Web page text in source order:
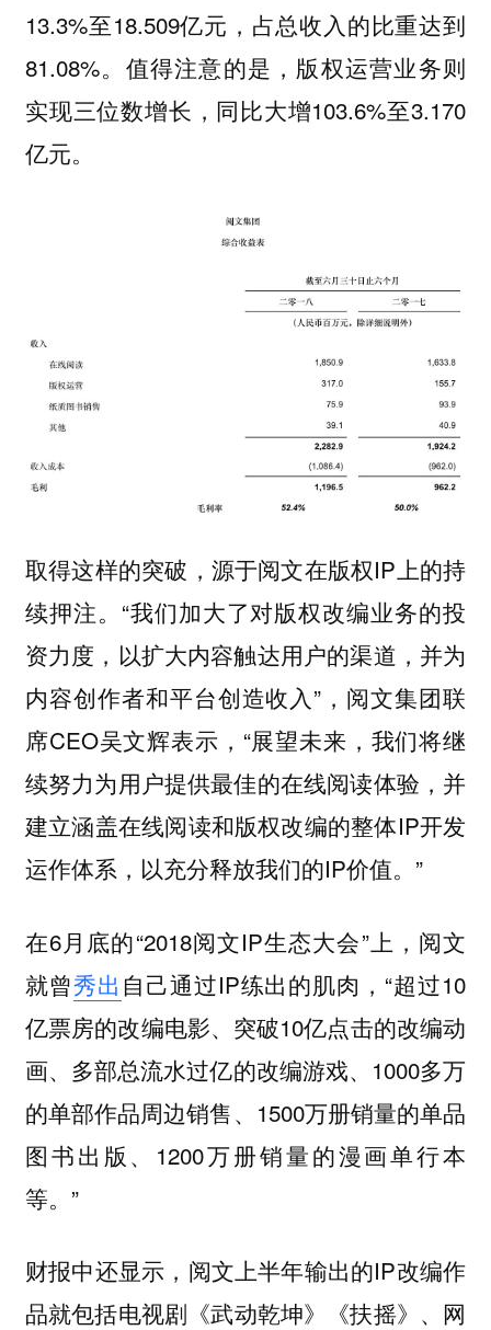
13.3%至18.509亿元，占总收入的比重达到
81.08%。值得注意的是，版权运营业务则
实现三位数增长，同比大增103.6%至3.170
亿元。
取得这样的突破，源于阅文在版权IP上的持
续押注。 “我们加大了对版权改编业务的投
资力度，以扩大内容触达用户的渠道，并为
内容创作者和平台创造收入”，阅文集团联
席CEO吴文辉表示，“展望未来，我们将继
续努力为用户提供最佳的在线阅读体验，并
建立涵盖在线阅读和版权改编的整体IP开发
运作体系，以充分释放我们的IP价值。”
在6月底的“2018阅文IP生态大会”上，阅文
就曾秀出 自己通过IP练出的肌肉，“超过10
亿票房的改编电影、突破10亿点击的改编动
画、多部总流水过亿的改编游戏、1000多万
的单部作品周边销售、1500万册销量的单品
图书出版、1200万册销量的漫画单行本
等。”
财报中还显示，阅文上半年输出的IP改编作
品就包括电视剧《武动乾坤》《扶摇》、网